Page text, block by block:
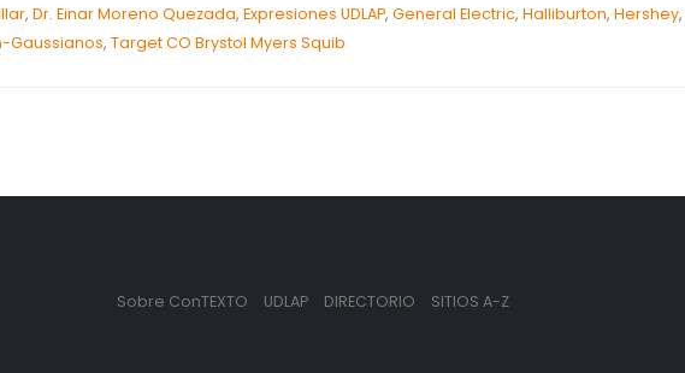
, Dr. Einar Moreno Quezada, Expresiones UDLAP, General Electric, Halliburton, Hershey,
Gaussianos, Target CO Brystol Myers Squib
Sobre ConTEXTO UDLAP DIRECTORIO SITIOS A-Z